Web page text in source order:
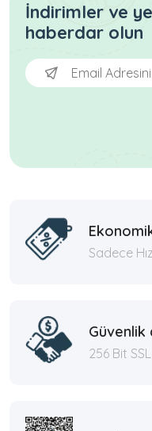
İndirimler ve
haberdar olun
Sadece
Güvenlik
256 Bit SSL